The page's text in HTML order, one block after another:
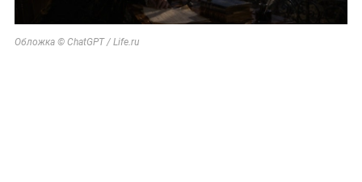
Обложка © ChatGPT / Life.ru